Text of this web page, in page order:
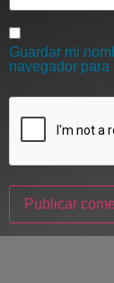
Guardar mi
navegador para